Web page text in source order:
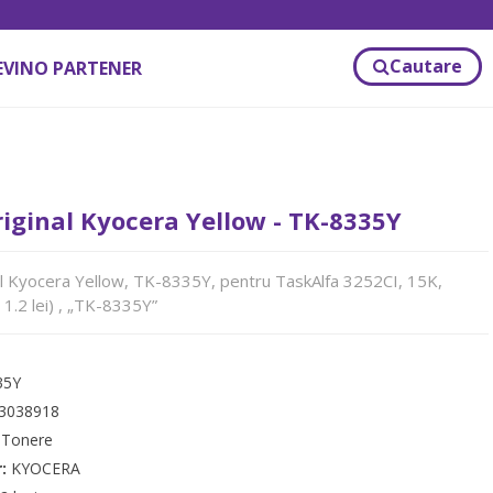
PARTENER Cautare
Kyocera Yellow - TK-8335Y
Kyocera Yellow, TK-8335Y, pentru TaskAlfa 3252CI, 15K,
lei) , „TK-8335Y”
Tonere
KYOCERA